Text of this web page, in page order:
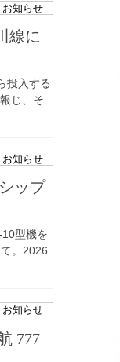
お知らせ
線に
投入する
じ、そ
お知らせ
ップ
型機を
。2026
お知らせ
777